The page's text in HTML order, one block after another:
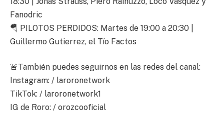
Fanodric
🪂 PILOTOS PERDIDOS: Martes de 19:00 a 20:30 |
Guillermo Gutierrez, el Tío Factos
🚨También puedes seguirnos en las redes del canal:
Instagram: / laroronetwork
TikTok: / laroronetwork1
IG de Roro: / orozcooficial